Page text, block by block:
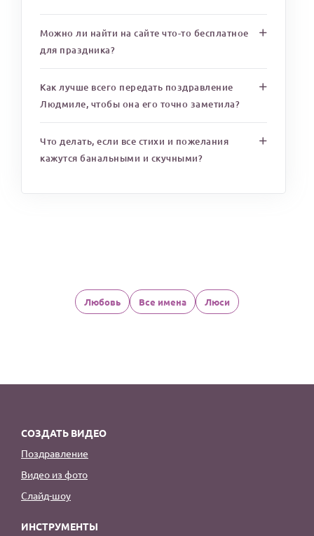
Можно ли найти на сайте что-то бесплатное
для праздника?
Как лучше всего передать поздравление
Людмиле, чтобы она его точно заметила?
Что делать, если все стихи и пожелания
кажутся банальными и скучными?
Любовь Все имена Люси
СОЗДАТЬ ВИДЕО
Поздравление
Видео из фото
Слайд-шоу
ИНСТРУМЕНТЫ